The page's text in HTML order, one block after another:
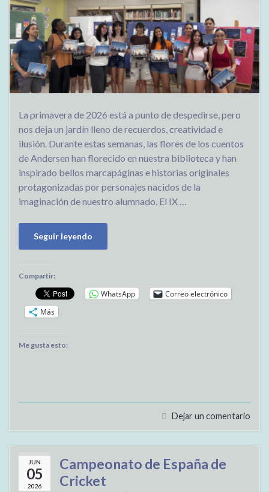
La primavera de 2026 está a punto de despedirse, pero
nos deja un jardín lleno de recuerdos, creatividad e
ilusión. Durante estas semanas, las flores de los cuentos
de Andersen han florecido en nuestra biblioteca y han
inspirado bellos marcapáginas e historias originales
protagonizadas por personajes nacidos de la
imaginación de nuestro alumnado. El IX …
Seguir leyendo
Compartir:
WhatsApp
Correo electrónico
Más
Me gusta esto:
Dejar un comentario
JUN
05
2026
Campeonato de España de
Cricket